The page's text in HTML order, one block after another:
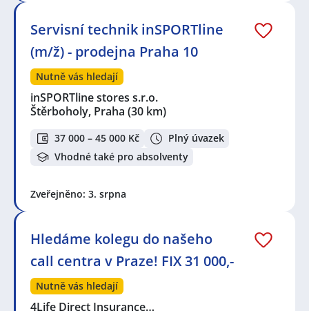
Servisní technik inSPORTline
(m/ž) - prodejna Praha 10
Nutně vás hledají
inSPORTline stores s.r.o.
Štěrboholy, Praha (30 km)
37 000 – 45 000 Kč
Plný úvazek
Vhodné také pro absolventy
Zveřejněno: 3. srpna
Hledáme kolegu do našeho
call centra v Praze! FIX 31 000,-
Nutně vás hledají
4Life Direct Insurance…